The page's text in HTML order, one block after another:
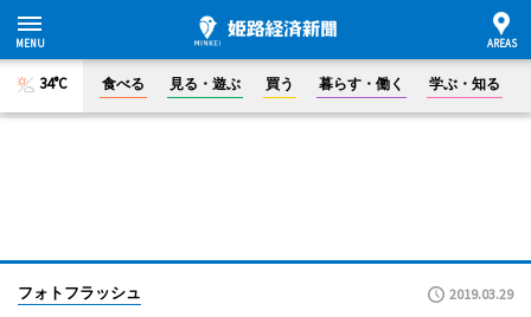
34°C 食べる 見る・遊ぶ 買う 暮らす・働く 学ぶ・知る
フォトフラッシュ 2019.03.29